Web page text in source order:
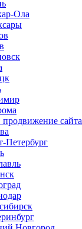
Ола
сайта
Петербург